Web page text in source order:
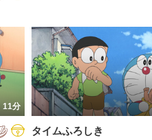
11分
タイムふろしき